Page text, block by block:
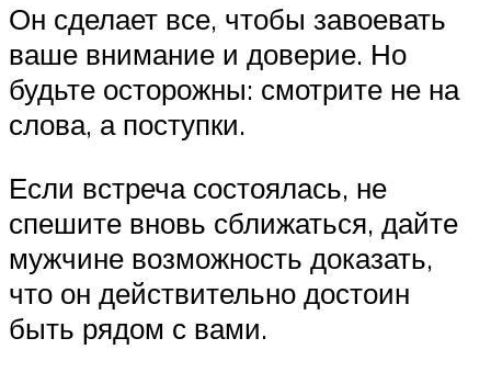
Он сделает все, чтобы завоевать
ваше внимание и доверие. Но
будьте осторожны: смотрите не на
слова, а поступки.
Если встреча состоялась, не
спешите вновь сближаться, дайте
мужчине возможность доказать,
что он действительно достоин
быть рядом с вами.